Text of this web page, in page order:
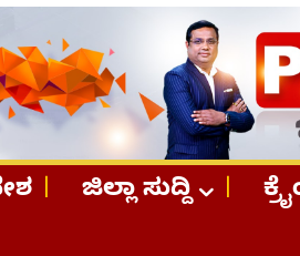
ಜಿಲ್ಲಾ ಸುದ್ದಿ